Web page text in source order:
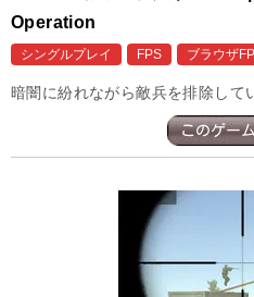
Operation
シングルプレイ FPS ブラウザ
暗闇に紛れながら敵兵を排除して